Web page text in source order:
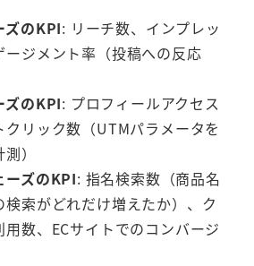
ズのKPI: リーチ数、インプレッ
ージメント率（投稿への反応
ズのKPI: プロフィールアクセス
リック数（UTMパラメータを
）
ーズのKPI: 指名検索数（商品名
索がどれだけ増えたか）、ク
数、ECサイトでのコンバージ